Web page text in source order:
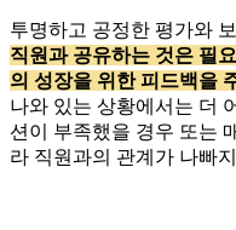
투명하고 공정한 평가와
직원과 공유하는 것은 필
의 성장을 위한 피드백을
나와 있는 상황에서는 더
션이 부족했을 경우 또는
라 직원과의 관계가 나빠